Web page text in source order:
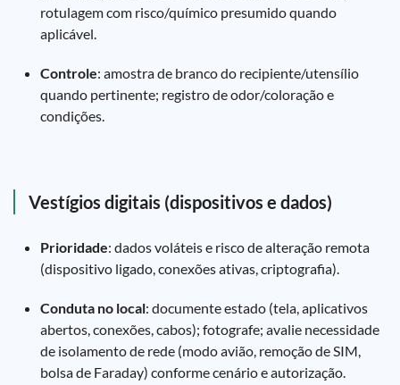
rotulagem com risco/químico presumido quando
aplicável.
Controle: amostra de branco do recipiente/utensílio
quando pertinente; registro de odor/coloração e
condições.
Vestígios digitais (dispositivos e dados)
Prioridade: dados voláteis e risco de alteração remota
(dispositivo ligado, conexões ativas, criptografia).
Conduta no local: documente estado (tela, aplicativos
abertos, conexões, cabos); fotografe; avalie necessidade
de isolamento de rede (modo avião, remoção de SIM,
bolsa de Faraday) conforme cenário e autorização.